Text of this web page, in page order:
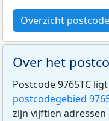
Overzicht
Over het
Postcode 9765TC
postcodegebied
zijn vijftien